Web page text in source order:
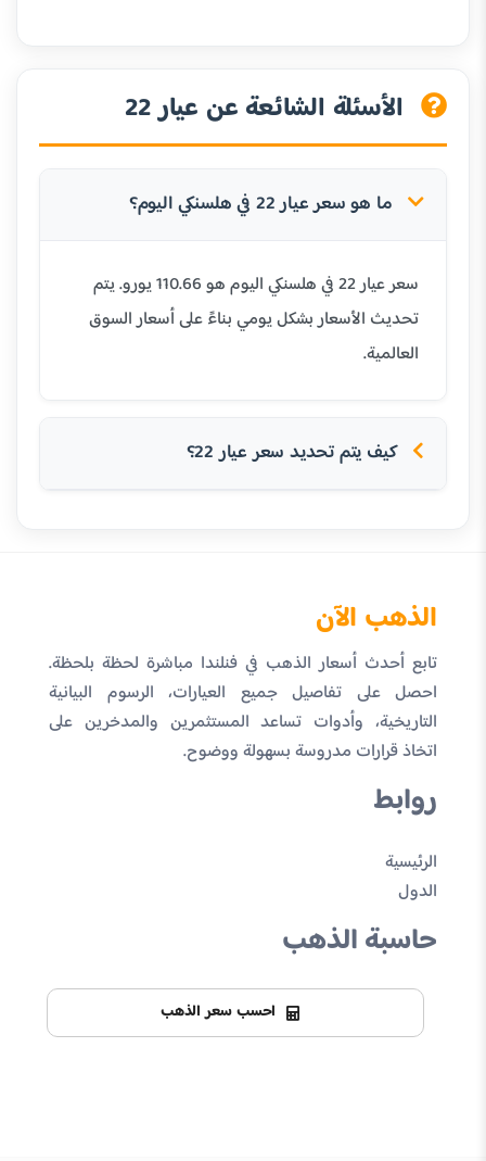
الأسئلة الشائعة عن عيار 22
ما هو سعر عيار 22 في هلسنكي اليوم؟
سعر عيار 22 في هلسنكي اليوم هو 110.66 يورو. يتم
تحديث الأسعار بشكل يومي بناءً على أسعار السوق
العالمية.
كيف يتم تحديد سعر عيار 22؟
الذهب الآن
تابع أحدث أسعار الذهب في فنلندا مباشرة لحظة بلحظة.
احصل على تفاصيل جميع العيارات، الرسوم البيانية
التاريخية، وأدوات تساعد المستثمرين والمدخرين على
اتخاذ قرارات مدروسة بسهولة ووضوح.
روابط
الرئيسية
الدول
حاسبة الذهب
احسب سعر الذهب